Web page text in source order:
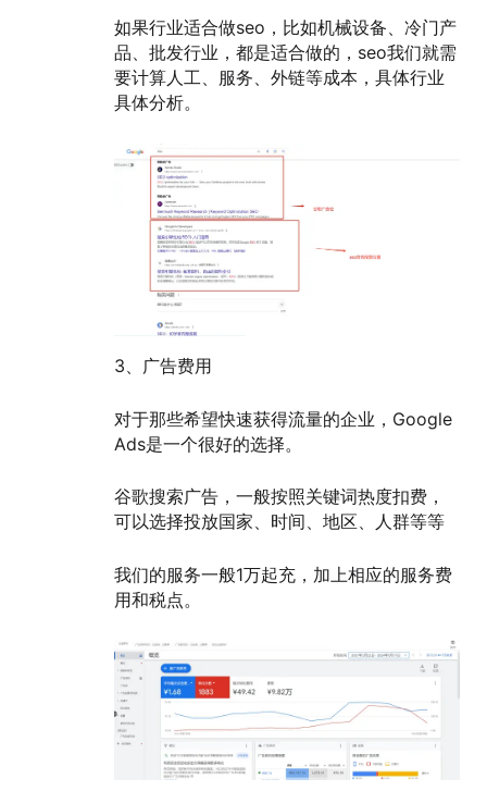
如果行业适合做seo，比如机械设备、冷门产
品、批发行业，都是适合做的，seo我们就需
要计算人工、服务、外链等成本，具体行业
具体分析。
3、广告费用
对于那些希望快速获得流量的企业，Google
Ads是一个很好的选择。
谷歌搜索广告，一般按照关键词热度扣费，
可以选择投放国家、时间、地区、人群等等
我们的服务一般1万起充，加上相应的服务费
用和税点。